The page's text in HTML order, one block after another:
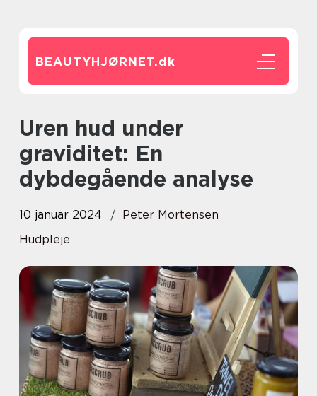
BEAUTYHJØRNET.dk
Uren hud under
graviditet: En
dybdegående analyse
10 januar 2024
Peter Mortensen
Hudpleje